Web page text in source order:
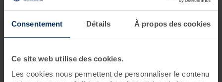
Consentement Détails À propos des cookies
Ce site web utilise des cookies.
Les cookies nous permettent de personnaliser le contenu
Journée Décompression Rêvée
DITES ADIEU AUX JAMBES LOURDES !